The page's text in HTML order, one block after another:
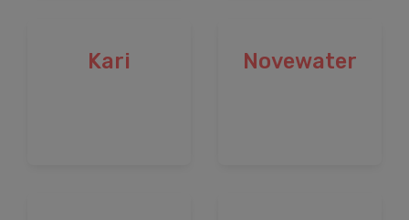
Kari Novewater